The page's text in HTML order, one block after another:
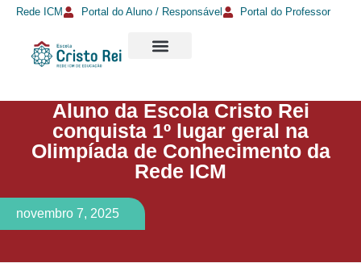
Rede ICM Portal do Aluno / Responsável Portal do Professor
Aluno da Escola Cristo Rei
conquista 1º lugar geral na
Olimpíada de Conhecimento da
Rede ICM
novembro 7, 2025